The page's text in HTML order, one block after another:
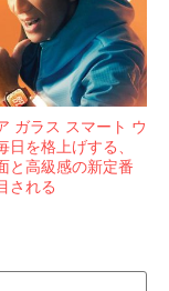
ガラス スマート ウ
日を格上げする、
と高級感の新定番
される